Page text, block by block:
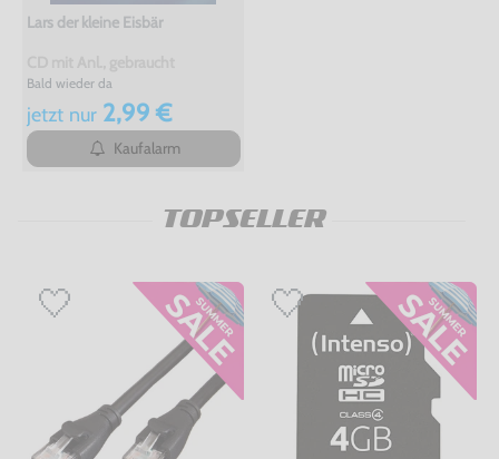
Lars der kleine Eisbär
Bald wieder da
jetzt nur2,99 €
Kaufalarm
TOPSELLER